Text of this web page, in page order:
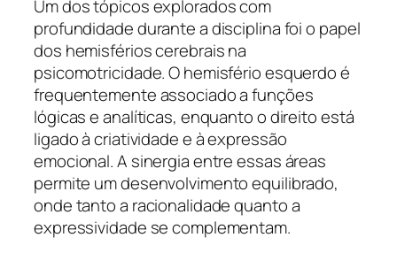
Um dos tópicos explorados com
profundidade durante a disciplina foi o papel
dos hemisférios cerebrais na
psicomotricidade. O hemisfério esquerdo é
frequentemente associado a funções
lógicas e analíticas, enquanto o direito está
ligado à criatividade e à expressão
emocional. A sinergia entre essas áreas
permite um desenvolvimento equilibrado,
onde tanto a racionalidade quanto a
expressividade se complementam.